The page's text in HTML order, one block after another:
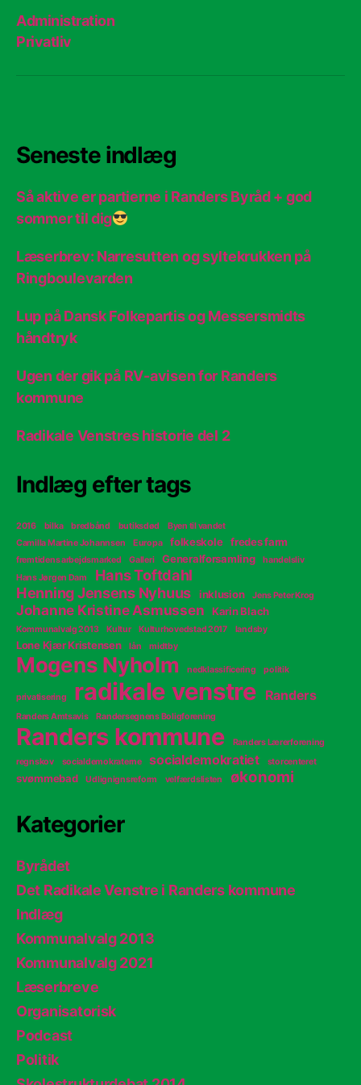
Administration
Privatliv
Seneste indlæg
Så aktive er partierne i Randers Byråd + god
sommer til dig
Læserbrev: Narresutten og syltekrukken på
Ringboulevarden
Lup på Dansk Folkepartis og Messersmidts
håndtryk
Ugen der gik på RV-avisen for Randers
kommune
Radikale Venstres historie del 2
Indlæg efter tags
2016 bilka bredbånd butiksdød
Byen til vandet
Camilla Martine Johannsen
Europa folkeskole fredes farm
fremtidens arbejdsmarked Galleri Generalforsamling
handelsliv
Hans Jørgen Dam
Hans Toftdahl
Henning Jensens Nyhuus
inklusion Jens Peter Krog
Johanne Kristine Asmussen Karin Blach
Kommunalvalg 2013 Kultur Kulturhovedstad 2017 landsby
Lone Kjær Kristensen lån midtby
Mogens Nyholm nedklassificering politik
privatisering radikale venstre Randers
Randers Amtsavis Randersegnens Boligforening
Randers kommune
Randers Lærerforening
regnskov
socialdemokraterne socialdemokratiet storcenteret
svømmebad Udlignignsreform velfærdslisten økonomi
Kategorier
Byrådet
Det Radikale Venstre i Randers kommune
Indlæg
Kommunalvalg 2013
Kommunalvalg 2021
Læserbreve
Organisatorisk
Podcast
Politik